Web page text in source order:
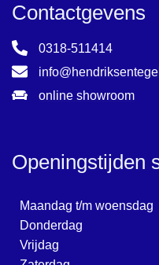
Contactgevens
0318-511414
online showroom
Openingstijden
Maandag t/m woensdag
Donderdag
Vrijdag